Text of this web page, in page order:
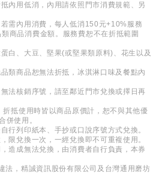
內用低消，內用請依照門市消費規範、另
需內用消費，每人低消150元+10%服務
商品消費金額。服務費恕不在折抵範圍
白、大豆、堅果(或堅果類原料)、花生以及
類商品恕無法折抵，冰淇淋口味及餐點內
法核銷序號，請至鄰近門市兌換或擇日再
抵使用時皆以商品原價計，恕不與其他優
併使用。
行列印紙本、手抄或口說序號方式兌換。
限兌換一次，一經兌換即不可重複使用。
造成無法兌換，由消費者自行負責，本券
法，精誠資訊股份有限公司及台灣通用磨坊